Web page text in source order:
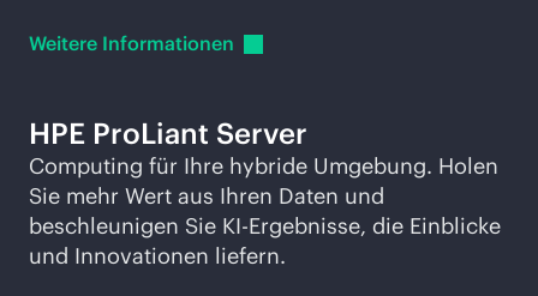
Weitere Informationen
HPE ProLiant Server
Computing für Ihre hybride Umgebung. Holen
Sie mehr Wert aus Ihren Daten und
beschleunigen Sie KI-Ergebnisse, die Einblicke
und Innovationen liefern.